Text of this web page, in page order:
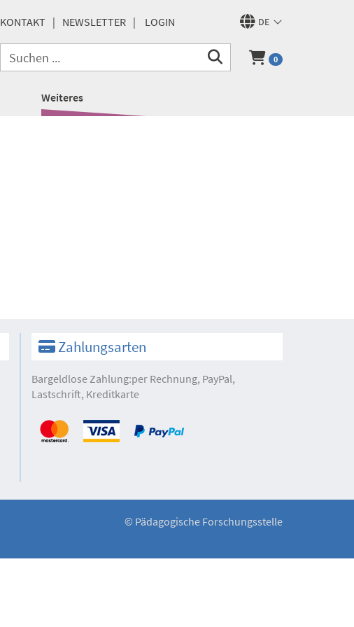
DE
KONTAKT NEWSLETTER LOGIN
0
Weiteres
Zahlungsarten
Bargeldlose Zahlung:per Rechnung, PayPal,
Lastschrift, Kreditkarte
© Pädagogische Forschungsstelle